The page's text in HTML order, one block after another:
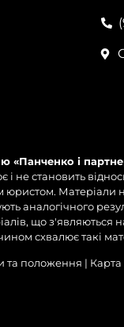
«Панченко і
не становить
юристом. Матеріали
аналогічного
що з'являються
схвалює такі
та положення | Карта